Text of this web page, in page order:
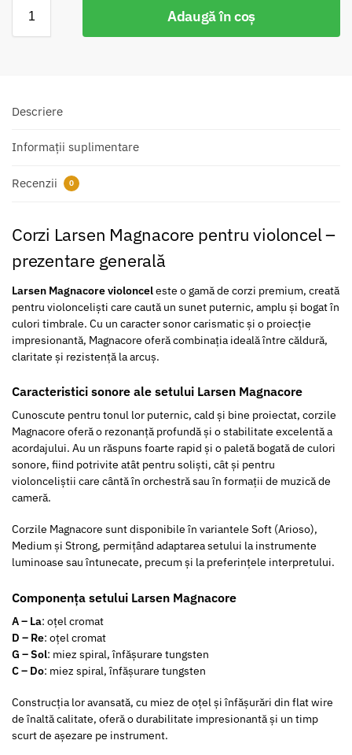
Adaugă în coș
Descriere
Informații suplimentare
Recenzii 0
Corzi Larsen Magnacore pentru violoncel –
prezentare generală
Larsen Magnacore violonceleste o gamă de corzi premium, creată
pentru violonceliști care caută un sunet puternic, amplu și bogat în
culori timbrale. Cu un caracter sonor carismatic și o proiecție
impresionantă, Magnacore oferă combinația ideală între căldură,
claritate și rezistență la arcuș.
Caracteristici sonore ale setului Larsen Magnacore
Cunoscute pentru tonul lor puternic, cald și bine proiectat, corzile
Magnacore oferă o rezonanță profundă și o stabilitate excelentă a
acordajului. Au un răspuns foarte rapid și o paletă bogată de culori
sonore, fiind potrivite atât pentru soliști, cât și pentru
violonceliștii care cântă în orchestră sau în formații de muzică de
cameră.
Corzile Magnacore sunt disponibile în variantele Soft (Arioso),
Medium și Strong, permițând adaptarea setului la instrumente
luminoase sau întunecate, precum și la preferințele interpretului.
Componența setului Larsen Magnacore
A – La: oțel cromat
D – Re: oțel cromat
G – Sol: miez spiral, înfășurare tungsten
C – Do: miez spiral, înfășurare tungsten
Construcția lor avansată, cu miez de oțel și înfășurări din flat wire
de înaltă calitate, oferă o durabilitate impresionantă și un timp
scurt de așezare pe instrument.